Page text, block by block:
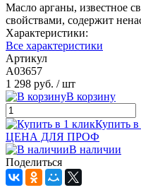
Масло арганы, известное
свойствами, содержит
Характеристики:
Все характеристики
Артикул
A03657
1 298 руб. / шт
В корзину
Купить
ЦЕНА ДЛЯ ПРОФ
В наличии
Поделиться